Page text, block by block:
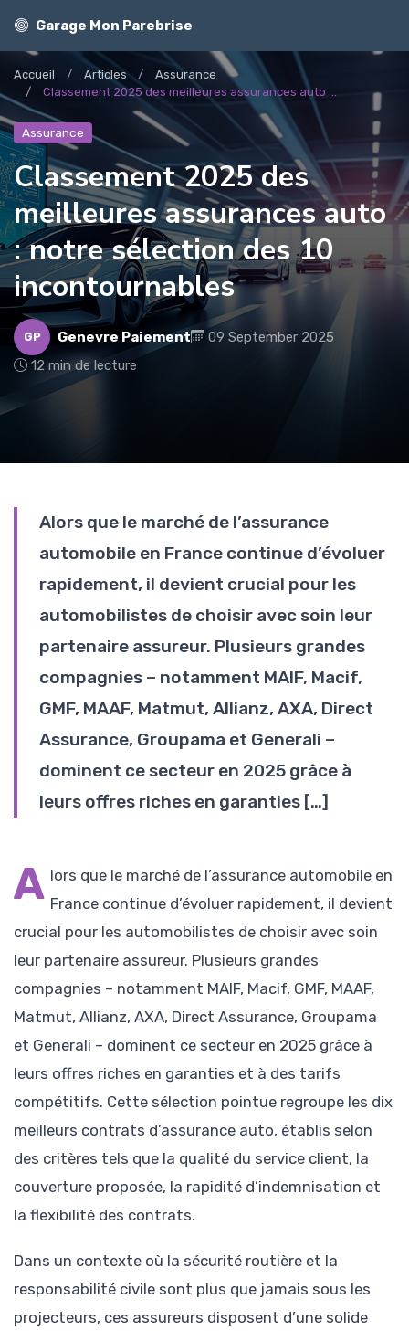
Garage Mon Parebrise
Accueil Articles
Assurance
Classement 2025 des meilleures assurances auto ...
Assurance
Classement 2025 des
meilleures assurances auto
: notre sélection des 10
incontournables
GP Genevre Paiement
09 September 2025
12 min de lecture
Alors que le marché de l’assurance
automobile en France continue d’évoluer
rapidement, il devient crucial pour les
automobilistes de choisir avec soin leur
partenaire assureur. Plusieurs grandes
compagnies – notamment MAIF, Macif,
GMF, MAAF, Matmut, Allianz, AXA, Direct
Assurance, Groupama et Generali –
dominent ce secteur en 2025 grâce à
leurs offres riches en garanties […]
A lors que le marché de l’assurance automobile en
France continue d’évoluer rapidement, il devient
crucial pour les automobilistes de choisir avec soin
leur partenaire assureur. Plusieurs grandes
compagnies – notamment MAIF, Macif, GMF, MAAF,
Matmut, Allianz, AXA, Direct Assurance, Groupama
et Generali – dominent ce secteur en 2025 grâce à
leurs offres riches en garanties et à des tarifs
compétitifs. Cette sélection pointue regroupe les dix
meilleurs contrats d’assurance auto, établis selon
des critères tels que la qualité du service client, la
couverture proposée, la rapidité d’indemnisation et
la flexibilité des contrats.
Dans un contexte où la sécurité routière et la
responsabilité civile sont plus que jamais sous les
projecteurs, ces assureurs disposent d’une solide